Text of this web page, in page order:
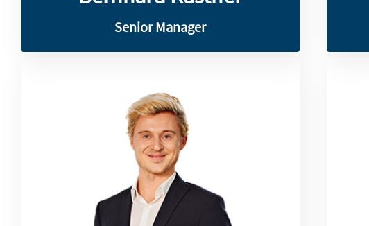
Senior Manager
Seit 2020 ist er bei SLG und verfügt über
Fachkenntnisse in Cash-, Risiko- und
Asset-Management.